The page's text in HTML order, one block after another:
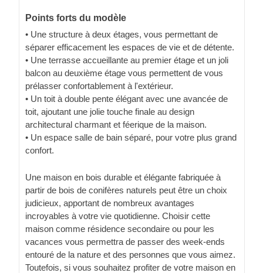
Points forts du modèle
• Une structure à deux étages, vous permettant de
séparer efficacement les espaces de vie et de détente.
• Une terrasse accueillante au premier étage et un joli
balcon au deuxième étage vous permettent de vous
prélasser confortablement à l'extérieur.
• Un toit à double pente élégant avec une avancée de
toit, ajoutant une jolie touche finale au design
architectural charmant et féerique de la maison.
• Un espace salle de bain séparé, pour votre plus grand
confort.
Une maison en bois durable et élégante fabriquée à
partir de bois de conifères naturels peut être un choix
judicieux, apportant de nombreux avantages
incroyables à votre vie quotidienne. Choisir cette
maison comme résidence secondaire ou pour les
vacances vous permettra de passer des week-ends
entouré de la nature et des personnes que vous aimez.
Toutefois, si vous souhaitez profiter de votre maison en